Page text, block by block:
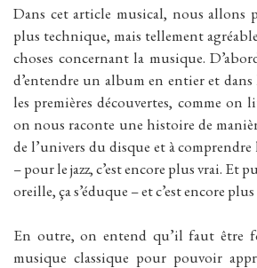
Dans cet article musical, nous allons
plus technique, mais tellement
choses concernant la musique.
d’entendre un album en entier et
les premières découvertes, comme
on nous raconte une histoire de
de l’univers du disque et à comprendre
– pour le jazz, c’est encore plus vrai. Et
oreille, ça s’éduque – et c’est encore plus
En outre, on entend qu’il faut être
musique classique pour pouvoir